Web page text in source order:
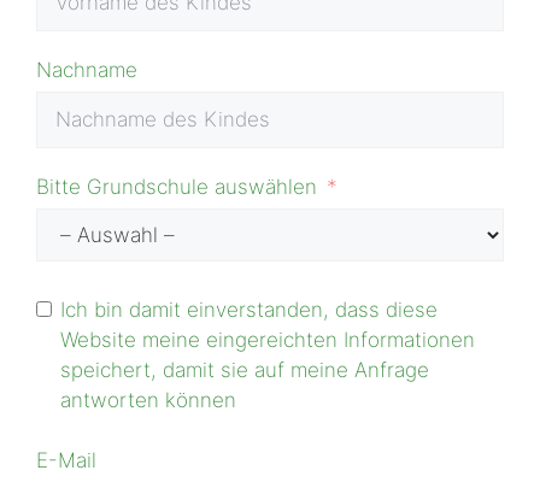
Nachname
Bitte Grundschule auswählen
Ich bin damit einverstanden, dass diese
Website meine eingereichten Informationen
speichert, damit sie auf meine Anfrage
antworten können
E-Mail